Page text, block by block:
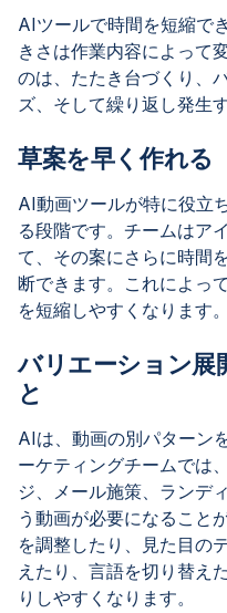
AIツールで時間を短縮で
きさは作業内容によって
のは、たたき台づくり、
ズ、そして繰り返し発生
草案を早く作れる
AI動画ツールが特に役立
る段階です。チームはア
て、その案にさらに時間
断できます。これによっ
を短縮しやすくなります。
バリエーション展
と
AIは、動画の別パターン
ーケティングチームでは
ジ、メール施策、ランデ
う動画が必要になること
を調整したり、見た目の
えたり、言語を切り替え
りしやすくなります。